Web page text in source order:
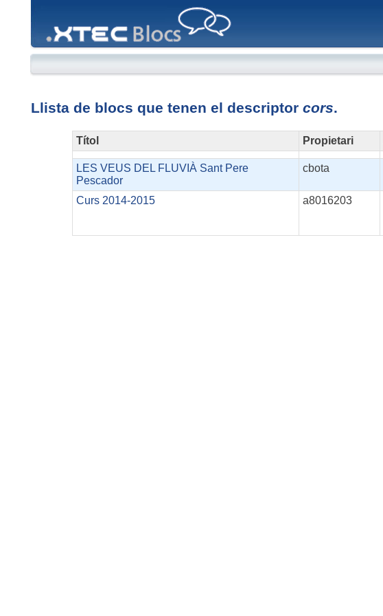
Llista de blocs que tenen el descriptor cors.
Títol Propietari
LES VEUS DEL FLUVIÀ Sant Pere
Pescador
cbota
Curs 2014-2015 a8016203